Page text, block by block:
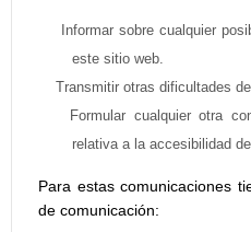
Informar sobre cualquier
este sitio web.
Transmitir otras dificultades
Formular cualquier otra
relativa a la accesibilidad
Para estas comunicaciones
de comunicación: